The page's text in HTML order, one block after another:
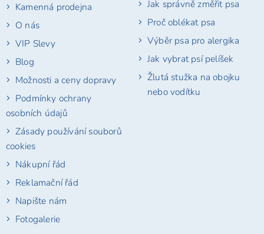
Kamenná prodejna
O nás
VIP Slevy
Blog
Možnosti a ceny dopravy
Podmínky ochrany
osobních údajů
Zásady používání souborů
cookies
Nákupní řád
Reklamační řád
Napište nám
Fotogalerie
Jak správně změřit psa
Proč oblékat psa
Výběr psa pro alergika
Jak vybrat psí pelíšek
Žlutá stužka na obojku
nebo vodítku